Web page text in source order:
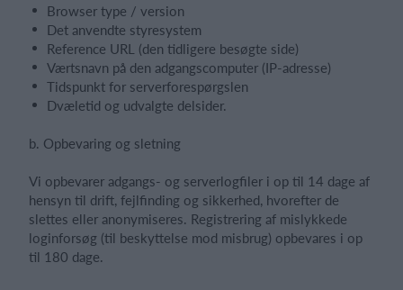
Browser type / version
Det anvendte styresystem
Reference URL (den tidligere besøgte side)
Værtsnavn på den adgangscomputer (IP-adresse)
Tidspunkt for serverforespørgslen
Dvæletid og udvalgte delsider.
b. Opbevaring og sletning
Vi opbevarer adgangs- og serverlogfiler i op til 14 dage af
hensyn til drift, fejlfinding og sikkerhed, hvorefter de
slettes eller anonymiseres. Registrering af mislykkede
loginforsøg (til beskyttelse mod misbrug) opbevares i op
til 180 dage.